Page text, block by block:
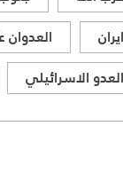
ايران
العدو الاسرائيلي